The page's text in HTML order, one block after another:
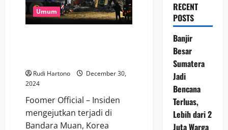
Umum
Rudi Hartono
December 30,
2024
Foomer Official – Insiden
mengejutkan terjadi di
Bandara Muan, Korea
RECENT
POSTS
Banjir
Besar
Sumatera
Jadi
Bencana
Terluas,
Lebih dari 2
Juta Warga